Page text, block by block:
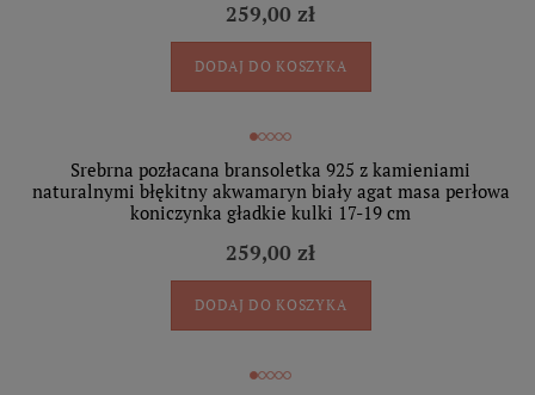
259,00 zł
DODAJ DO KOSZYKA
Srebrna pozłacana bransoletka 925 z kamieniami
naturalnymi błękitny akwamaryn biały agat masa perłowa
koniczynka gładkie kulki 17-19 cm
259,00 zł
DODAJ DO KOSZYKA